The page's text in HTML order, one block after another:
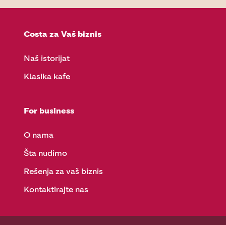
Costa za Vaš biznis
Naš istorijat
Klasika kafe
For business
O nama
Šta nudimo
Rešenja za vaš biznis
Kontaktirajte nas